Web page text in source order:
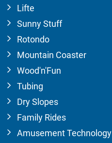
Lifte
Sunny Stuff
Rotondo
Mountain Coaster
Wood'n'Fun
Tubing
Dry Slopes
Family Rides
Amusement Technology